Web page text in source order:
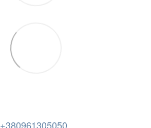
+380961305050